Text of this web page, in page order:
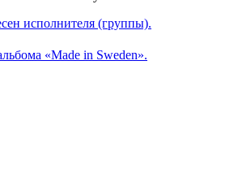
исполнителя (группы).
«Made in Sweden».